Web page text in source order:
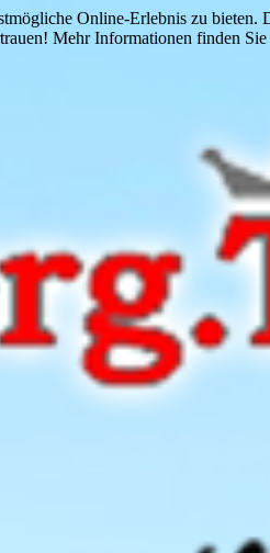
Online-Erlebnis zu bieten.
Mehr Informationen finden